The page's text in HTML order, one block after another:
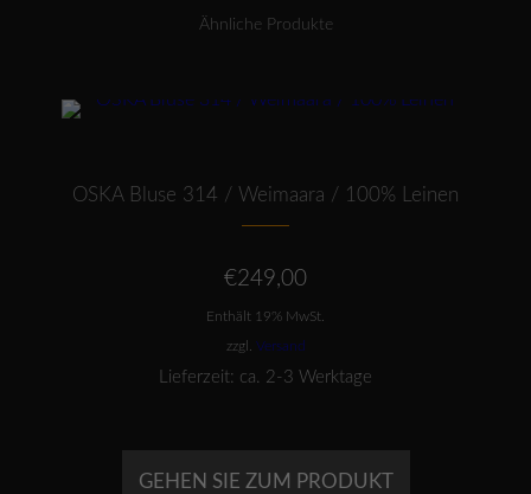
Ähnliche Produkte
Dieses Produkt weist mehrere Varianten auf. Die Optionen können auf der Produktseite gewählt werden
OSKA Bluse 314 / Weimaara / 100% Leinen
€249,00
Enthält 19% MwSt.
zzgl. Versand
Lieferzeit: ca. 2-3 Werktage
GEHEN SIE ZUM PRODUKT